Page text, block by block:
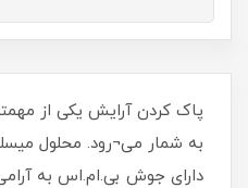
پاک کردن آرایش یکی از
به شمار می¬رود. محلول
دارای جوش بی.ام.اس به